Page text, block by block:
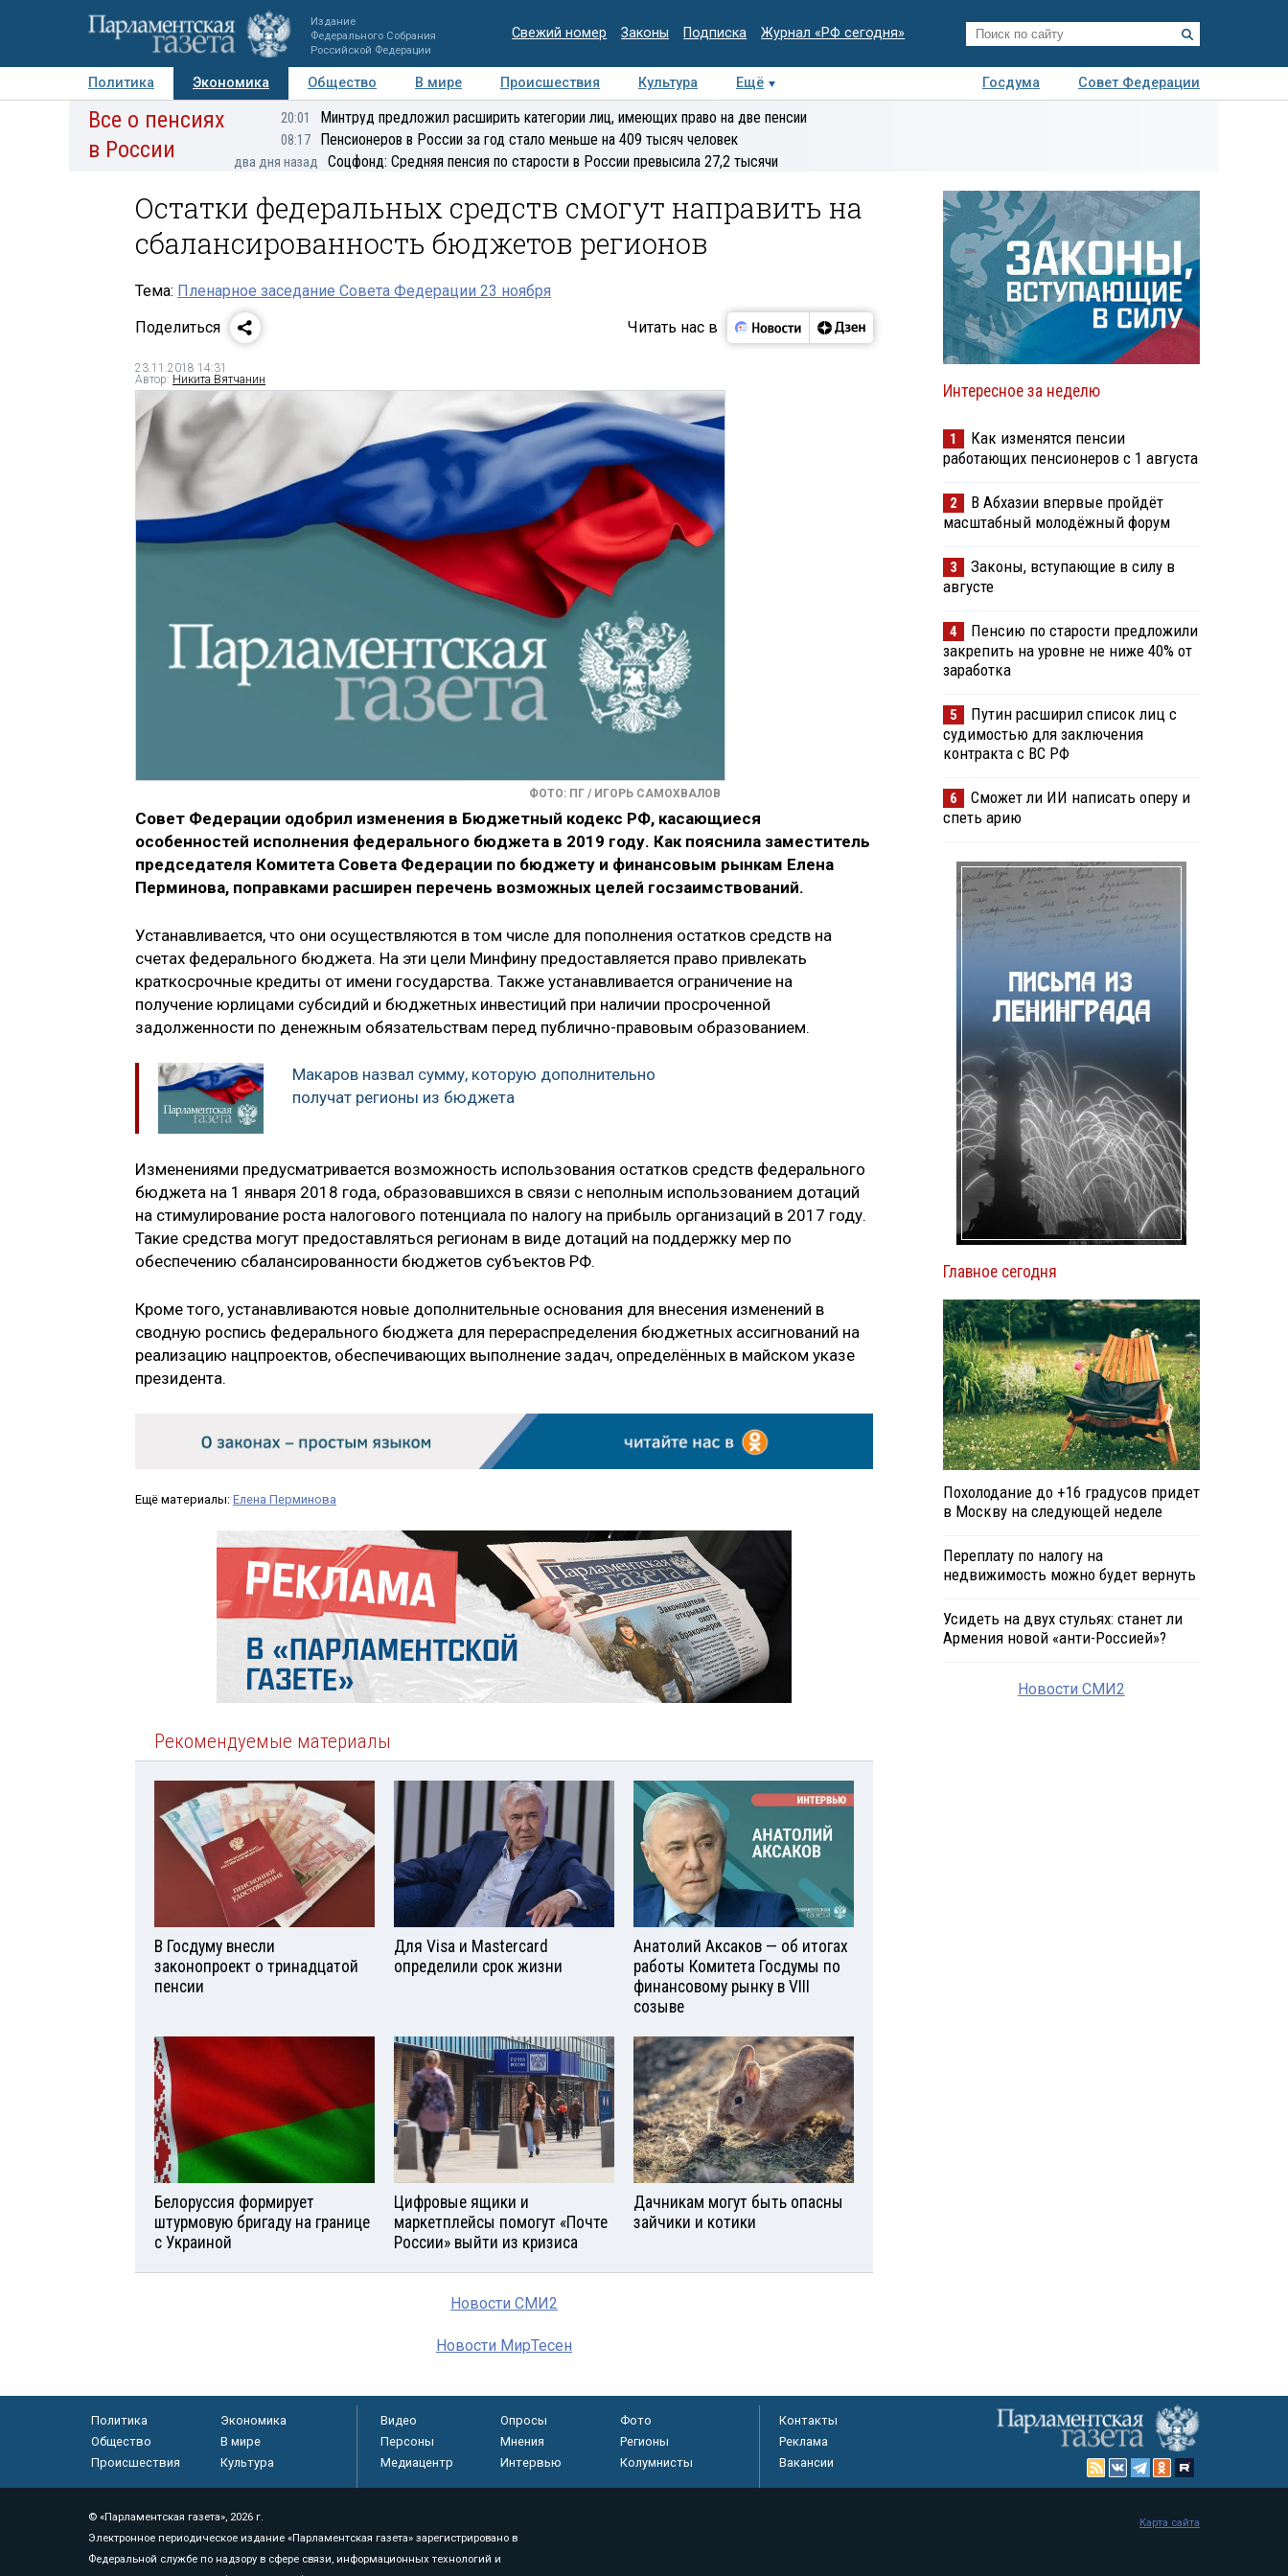
Издание
Федерального Собрания
Российской Федерации
Свежий номер Законы Подписка Журнал «РФ сегодня»
Политика Экономика Общество В мире Происшествия Культура Ещё Госдума
Совет Федерации
Авторы Персоны Мнения Регионы Медиацентр Интервью Колумнисты
Деловая
Все о пенсиях
в России
20:01 Минтруд предложил расширить категории лиц, имеющих право на две пенсии
08:17 Пенсионеров в России за год стало меньше на 409 тысяч человек
два дня назад Соцфонд: Средняя пенсия по старости в России превысила 27,2 тысячи
Остатки федеральных средств смогут направить на
сбалансированность бюджетов регионов
Тема: Пленарное заседание Совета Федерации 23 ноября
Поделиться
Читать нас в
23.11.2018 14:31
Автор: Никита Вятчанин
ФОТО: ПГ / ИГОРЬ САМОХВАЛОВ
Совет Федерации одобрил изменения в Бюджетный кодекс РФ, касающиеся
особенностей исполнения федерального бюджета в 2019 году. Как пояснила заместитель
председателя Комитета Совета Федерации по бюджету и финансовым рынкам Елена
Перминова, поправками расширен перечень возможных целей госзаимствований.
Устанавливается, что они осуществляются в том числе для пополнения остатков средств на
счетах федерального бюджета. На эти цели Минфину предоставляется право привлекать
краткосрочные кредиты от имени государства. Также устанавливается ограничение на
получение юрлицами субсидий и бюджетных инвестиций при наличии просроченной
задолженности по денежным обязательствам перед публично-правовым образованием.
Макаров назвал сумму, которую дополнительно
получат регионы из бюджета
Изменениями предусматривается возможность использования остатков средств федерального
бюджета на 1 января 2018 года, образовавшихся в связи с неполным использованием дотаций
на стимулирование роста налогового потенциала по налогу на прибыль организаций в 2017 году.
Такие средства могут предоставляться регионам в виде дотаций на поддержку мер по
обеспечению сбалансированности бюджетов субъектов РФ.
Кроме того, устанавливаются новые дополнительные основания для внесения изменений в
сводную роспись федерального бюджета для перераспределения бюджетных ассигнований на
реализацию нацпроектов, обеспечивающих выполнение задач, определённых в майском указе
президента.
Ещё материалы: Елена Перминова
Рекомендуемые материалы
В Госдуму внесли
законопроект о тринадцатой
пенсии
Для Visа и Mastercard
определили срок жизни
Анатолий Аксаков — об итогах
работы Комитета Госдумы по
финансовому рынку в VIII
созыве
Белоруссия формирует
штурмовую бригаду на границе
с Украиной
Цифровые ящики и
маркетплейсы помогут «Почте
России» выйти из кризиса
Дачникам могут быть опасны
зайчики и котики
Новости СМИ2
Новости МирТесен
Интересное за неделю
1
Как изменятся пенсии
работающих пенсионеров с 1 августа
2
В Абхазии впервые пройдёт
масштабный молодёжный форум
3
Законы, вступающие в силу в
августе
4
Пенсию по старости предложили
закрепить на уровне не ниже 40% от
заработка
5
Путин расширил список лиц с
судимостью для заключения
контракта с ВС РФ
6
Сможет ли ИИ написать оперу и
спеть арию
Главное сегодня
Похолодание до +16 градусов придет
в Москву на следующей неделе
Переплату по налогу на
недвижимость можно будет вернуть
Усидеть на двух стульях: станет ли
Армения новой «анти-Россией»?
Новости СМИ2
Политика
Экономика
Общество
В мире
Происшествия
Культура
Видео Опросы
Фото
Персоны
Мнения
Регионы
Медиацентр
Интервью Колумнисты
Контакты
Реклама
Вакансии
© «Парламентская газета», 2026 г.
Электронное периодическое издание «Парламентская газета» зарегистрировано в
Федеральной службе по надзору в сфере связи, информационных технологий и
Карта сайта